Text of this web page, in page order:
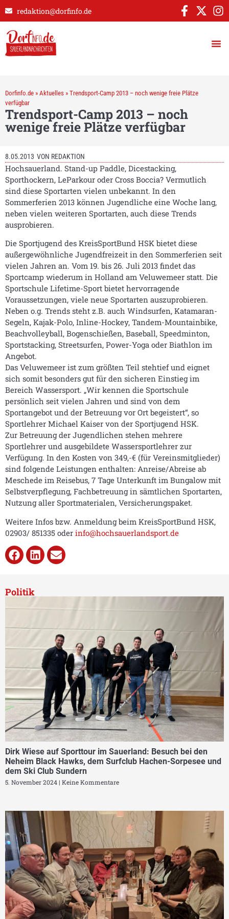
redaktion@dorfinfo.de
Dorfinfo.de » Aktuelles » Trendsport-Camp 2013 – noch wenige freie Plätze
verfügbar
Trendsport-Camp 2013 – noch
wenige freie Plätze verfügbar
8.05.2013 VON REDAKTION
Hochsauerland. Stand-up Paddle, Dicestacking,
Sporthockern, LeParkour oder Cross Boccia? Vermutlich
sind diese Sportarten vielen unbekannt. In den
Sommerferien 2013 können Jugendliche eine Woche lang,
neben vielen weiteren Sportarten, auch diese Trends
ausprobieren.
Die Sportjugend des KreisSportBund HSK bietet diese
außergewöhnliche Jugendfreizeit in den Sommerferien seit
vielen Jahren an. Vom 19. bis 26. Juli 2013 findet das
Sportcamp wiederum in Holland am Veluwemeer statt. Die
Sportschule Lifetime-Sport bietet hervorragende
Voraussetzungen, viele neue Sportarten auszuprobieren.
Neben o.g. Trends steht z.B. auch Windsurfen, Katamaran-
Segeln, Kajak-Polo, Inline-Hockey, Tandem-Mountainbike,
Beachvolleyball, Bogenschießen, Baseball, Speedminton,
Sportstacking, Streetsurfen, Power-Yoga oder Biathlon im
Angebot.
Das Veluwemeer ist zum größten Teil stehtief und eignet
sich somit besonders gut für den sicheren Einstieg im
Bereich Wassersport. „Wir kennen die Sportschule
persönlich seit vielen Jahren und sind von dem
Sportangebot und der Betreuung vor Ort begeistert“, so
Sportlehrer Michael Kaiser von der Sportjugend HSK.
Zur Betreuung der Jugendlichen stehen mehrere
Sportlehrer und ausgebildete Wassersportlehrer zur
Verfügung. In den Kosten von 349,-€ (für Vereinsmitglieder)
sind folgende Leistungen enthalten: Anreise/Abreise ab
Meschede im Reisebus, 7 Tage Unterkunft im Bungalow mit
Selbstverpflegung, Fachbetreuung in sämtlichen Sportarten,
Nutzung aller Sportmaterialen, Versicherungspaket.
Weitere Infos bzw. Anmeldung beim KreisSportBund HSK,
02903/ 851335 oder info@hochsauerlandsport.de
Politik
Dirk Wiese auf Sporttour im Sauerland: Besuch bei den
Neheim Black Hawks, dem Surfclub Hachen-Sorpesee und
dem Ski Club Sundern
5. November 2024 Keine Kommentare